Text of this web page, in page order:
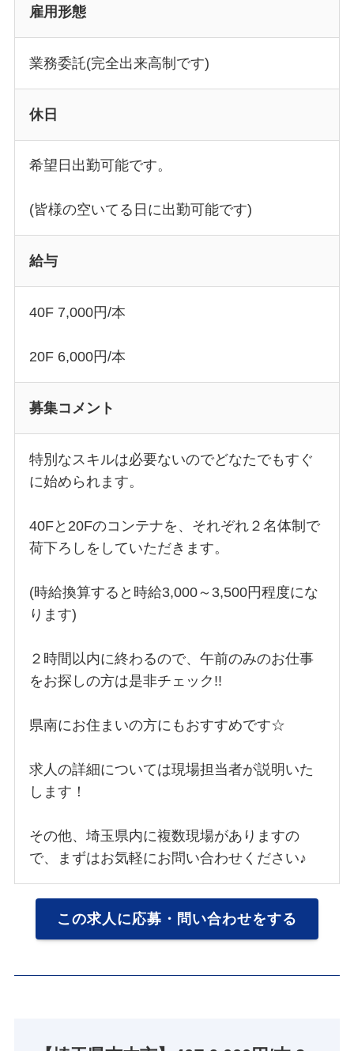
雇用形態
業務委託(完全出来高制です)
休日
希望日出勤可能です。
(皆様の空いてる日に出勤可能です)
給与
40F 7,000円/本
20F 6,000円/本
募集コメント
特別なスキルは必要ないのでどなたでもすぐ
に始められます。
40Fと20Fのコンテナを、それぞれ２名体制で
荷下ろしをしていただきます。
(時給換算すると時給3,000～3,500円程度にな
ります)
２時間以内に終わるので、午前のみのお仕事
をお探しの方は是非チェック!!
県南にお住まいの方にもおすすめです☆
求人の詳細については現場担当者が説明いた
します！
その他、埼玉県内に複数現場がありますの
で、まずはお気軽にお問い合わせください♪
この求人に応募・問い合わせをする